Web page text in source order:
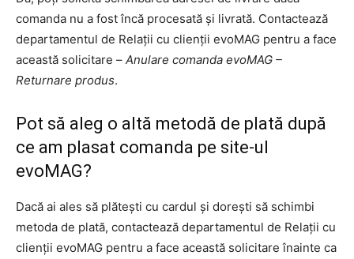
comanda nu a fost încă procesată și livrată. Contactează
departamentul de Relații cu clienții evoMAG pentru a face
această solicitare – Anulare comanda evoMAG –
Returnare produs.
Pot să aleg o altă metodă de plată după
ce am plasat comanda pe site-ul
evoMAG?
Dacă ai ales să plătești cu cardul și dorești să schimbi
metoda de plată, contactează departamentul de Relații cu
clienții evoMAG pentru a face această solicitare înainte ca